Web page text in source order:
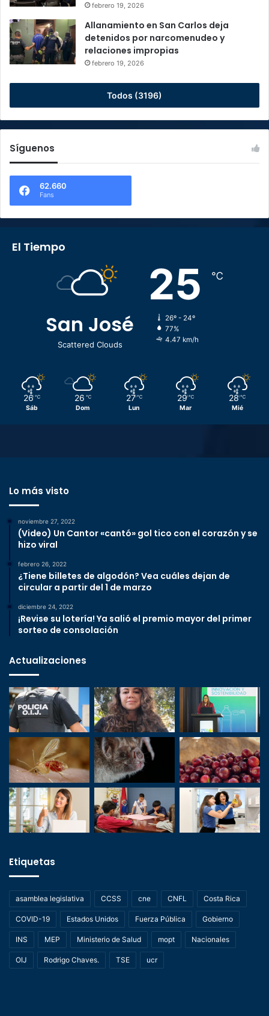
febrero 19, 2026
Allanamiento en San Carlos deja
detenidos por narcomenudeo y
relaciones impropias
febrero 19, 2026
Todos (3196)
Síguenos
62.660
Fans
El Tiempo
San José
Scattered Clouds
25 ℃
26º - 24º
77%
4.47 km/h
26 ℃
Sáb
26 ℃
Dom
27 ℃
Lun
29 ℃
Mar
28 ℃
Mié
Lo más visto
noviembre 27, 2022
(Video) Un Cantor «cantó» gol tico con el corazón y se
hizo viral
febrero 26, 2022
¿Tiene billetes de algodón? Vea cuáles dejan de
circular a partir del 1 de marzo
diciembre 24, 2022
¡Revise su lotería! Ya salió el premio mayor del primer
sorteo de consolación
Actualizaciones
Etiquetas
asamblea legislativa CCSS cne CNFL Costa Rica
COVID-19 Estados Unidos Fuerza Pública Gobierno
INS MEP Ministerio de Salud mopt Nacionales
OIJ Rodrigo Chaves. TSE ucr